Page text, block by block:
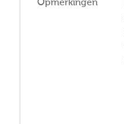
Opmerkingen